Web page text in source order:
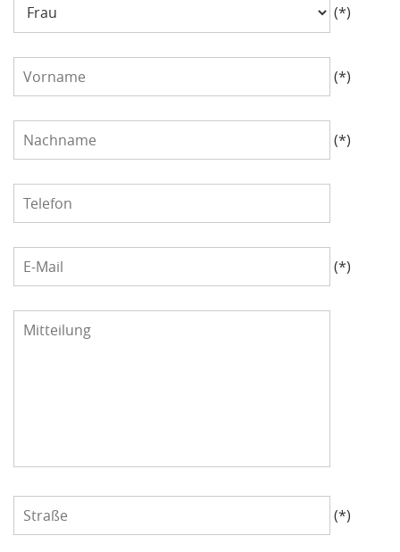
(*)
Vorname
(*)
Nachname
(*)
Telefon
E-
Mail
(*)
Mitteilung
Straße
(*)